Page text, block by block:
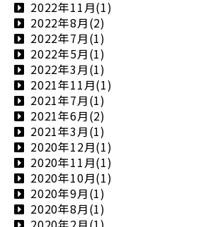
2022年11月(1)
2022年8月(2)
2022年7月(1)
2022年5月(1)
2022年3月(1)
2021年11月(1)
2021年7月(1)
2021年6月(2)
2021年3月(1)
2020年12月(1)
2020年11月(1)
2020年10月(1)
2020年9月(1)
2020年8月(1)